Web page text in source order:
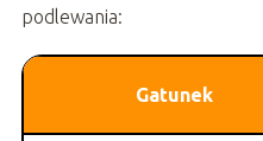
podlewania:
Gatunek